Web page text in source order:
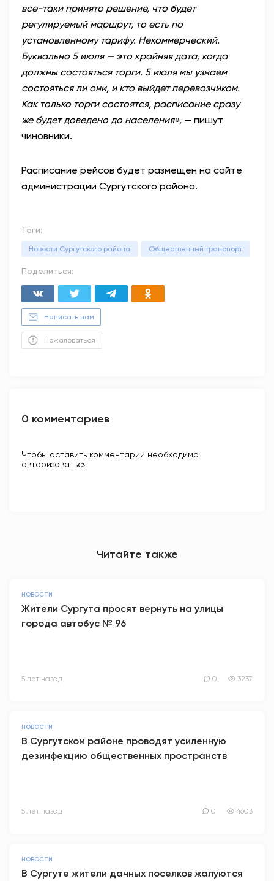
все-таки принято решение, что будет
регулируемый маршрут, то есть по
установленному тарифу. Некоммерческий.
Буквально 5 июля — это крайняя дата, когда
должны состояться торги. 5 июля мы узнаем
состояться ли они, и кто выйдет перевозчиком.
Как только торги состоятся, расписание сразу
же будет доведено до населения», — пишут
чиновники.
Расписание рейсов будет размещен на сайте
администрации Сургутского района.
Теги:
Новости Сургутского района Общественный транспорт
Поделиться:
Написать нам
Пожаловаться
0 комментариев
Чтобы оставить комментарий необходимо
авторизоваться
Читайте также
НОВОСТИ
Жители Сургута просят вернуть на улицы
города автобус № 96
5 лет назад 0 3237
НОВОСТИ
В Сургутском районе проводят усиленную
дезинфекцию общественных пространств
5 лет назад 0 4603
НОВОСТИ
В Сургуте жители дачных поселков жалуются